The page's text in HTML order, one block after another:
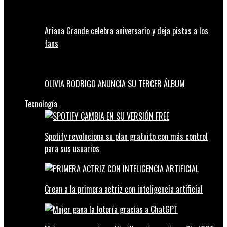
Ariana Grande celebra aniversario y deja pistas a los
fans
OLIVIA RODRIGO ANUNCIA SU TERCER ÁLBUM
Tecnología
Spotify revoluciona su plan gratuito con más control
para sus usuarios
Crean a la primera actriz con inteligencia artificial